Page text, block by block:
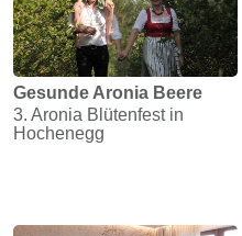
Sport
Info
Alltagsgeschichten
Energie
Gesunde Aronia Beere
3. Aronia Blütenfest in
Hochenegg